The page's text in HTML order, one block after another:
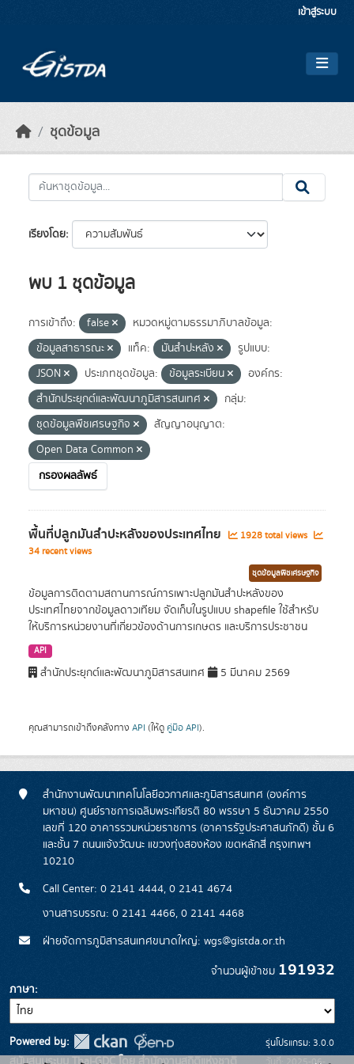
เข้าสู่ระบบ
ชุดข้อมูล
เรียงโดย
พบ 1 ชุดข้อมูล
การเข้าถึง: false
หมวดหมู่ตามธรรมาภิบาลข้อมูล:
ข้อมูลสาธารณะ
แท็ค: มันสำปะหลัง
รูปแบบ:
JSON
ประเภทชุดข้อมูล: ข้อมูลระเบียน
องค์กร:
สำนักประยุกต์และพัฒนาภูมิสารสนเทศ
กลุ่ม:
ชุดข้อมูลพืชเศรษฐกิจ
สัญญาอนุญาต:
Open Data Common
กรองผลลัพธ์
พื้นที่ปลูกมันสำปะหลังของประเทศไทย
1928 total views
34 recent views
ชุดข้อมูลพืชเศรษฐกิจ
ข้อมูลการติดตามสถานการณ์การเพาะปลูกมันสำปะหลังของ
ประเทศไทยจากข้อมูลดาวเทียม จัดเก็บในรูปแบบ shapefile ใช้สำหรับ
ให้บริการหน่วยงานที่เกี่ยวข้องด้านการเกษตร และบริการประชาชน
API
สำนักประยุกต์และพัฒนาภูมิสารสนเทศ 5 มีนาคม 2569
คุณสามารถเข้าถึงคลังทาง API (ให้ดู คู่มือ API).
สำนักงานพัฒนาเทคโนโลยีอวกาศและภูมิสารสนเทศ (องค์การ
มหาชน) ศูนย์ราชการเฉลิมพระเกียรติ 80 พรรษา 5 ธันวาคม 2550
เลขที่ 120 อาคารรวมหน่วยราชการ (อาคารรัฐประศาสนภักดี) ชั้น 6
และชั้น 7 ถนนแจ้งวัฒนะ แขวงทุ่งสองห้อง เขตหลักสี่ กรุงเทพฯ
10210
Call Center: 0 2141 4444, 0 2141 4674
งานสารบรรณ: 0 2141 4466, 0 2141 4468
ฝ่ายจัดการภูมิสารสนเทศขนาดใหญ่: wgs@gistda.or.th
จำนวนผู้เข้าชม 191932
ภาษา
Powered by:
รุ่นโปรแกรม: 3.0.0